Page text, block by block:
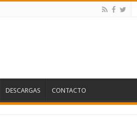
DESCARGAS CONTACTO